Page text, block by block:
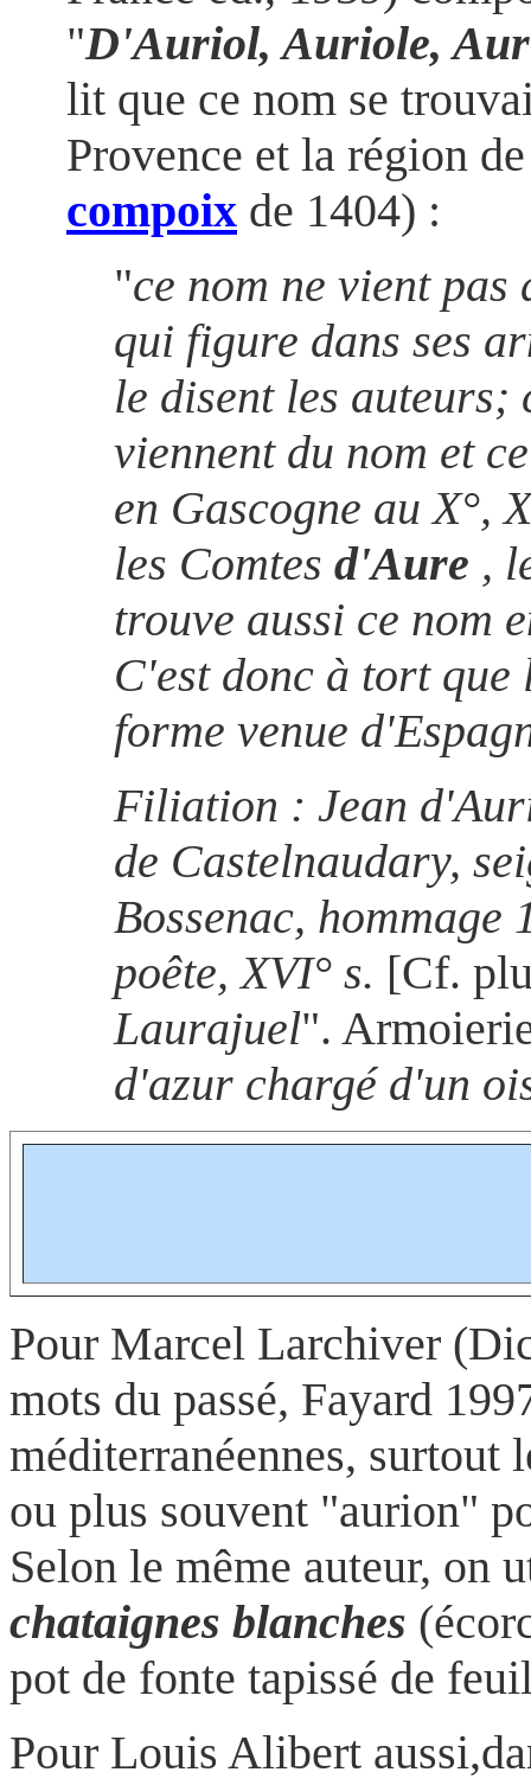
"D'Auriol, Auriole,
lit que ce nom se
Provence et la région
compoix de 1404) :
"ce nom ne vient
qui figure dans ses
le disent les auteurs;
viennent du nom et
en Gascogne au X°,
les Comtes d'Aure ,
trouve aussi ce nom
C'est donc à tort que
forme venue
Filiation : Jean
de Castelnaudary,
Bossenac,
poête, XVI° s. [Cf.
Laurajuel".
d'azur chargé d'un
Pour Marcel Larchiver
mots du passé, Fayard
méditerranéennes,
ou plus souvent "aurion"
Selon le même auteur, on
chataignes blanches
pot de fonte tapissé de
Pour Louis Alibert